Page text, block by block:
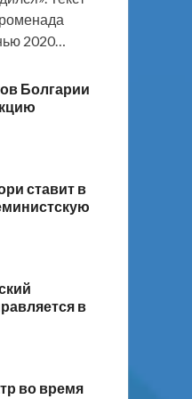
2020…
Болгарии
ставит в
в
во время